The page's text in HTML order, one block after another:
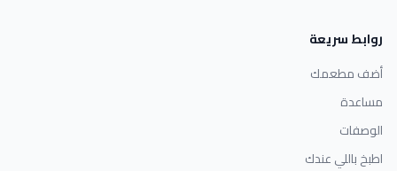
روابط سريعة
أضف مطعمك
مساعدة
الوصفات
اطبخ باللي عندك